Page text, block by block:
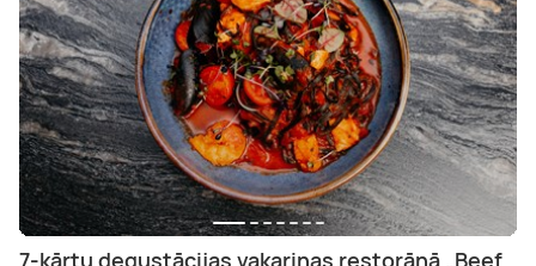
7-kārtu degustācijas vakariņas restorānā „Beef